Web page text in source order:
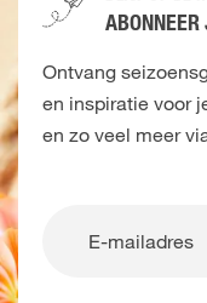
ABONNEER
Ontvang
en inspiratie voor
en zo veel meer